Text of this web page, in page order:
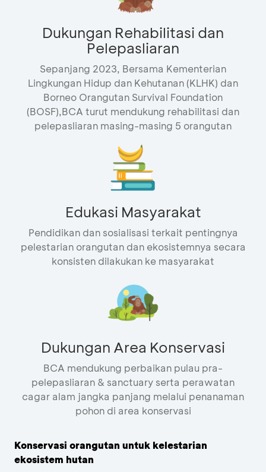
Dukungan Rehabilitasi dan
Pelepasliaran
Sepanjang 2023, Bersama Kementerian
Lingkungan Hidup dan Kehutanan (KLHK) dan
Borneo Orangutan Survival Foundation
(BOSF),BCA turut mendukung rehabilitasi dan
pelepasliaran masing-masing 5 orangutan
Edukasi Masyarakat
Pendidikan dan sosialisasi terkait pentingnya
pelestarian orangutan dan ekosistemnya secara
konsisten dilakukan ke masyarakat
Dukungan Area Konservasi
BCA mendukung perbaikan pulau pra-
pelepasliaran & sanctuary serta perawatan
cagar alam jangka panjang melalui penanaman
pohon di area konservasi
Konservasi orangutan untuk kelestarian
ekosistem hutan